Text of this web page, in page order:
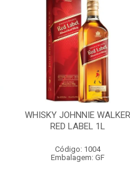
WHISKY JOHNNIE WALKER
RED LABEL 1L
Código: 1004
Embalagem: GF